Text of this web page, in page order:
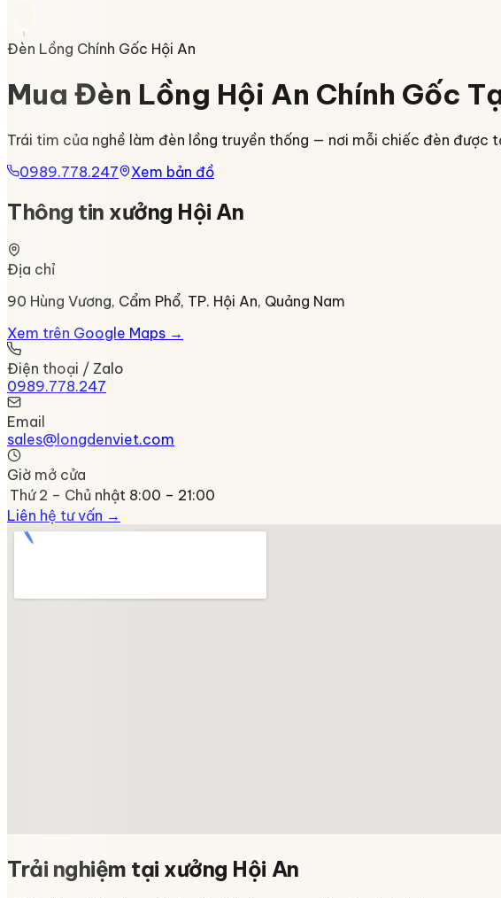
Đèn Lồng Chính Gốc Hội An
Mua Đèn Lồng Hội An Chính Gốc
Trái tim của nghề làm đèn lồng truyền thống — nơi mỗi chiếc đèn được
0989.778.247
Xem bản đồ
Thông tin xưởng Hội An
Địa chỉ
90 Hùng Vương, Cẩm Phổ, TP. Hội An, Quảng Nam
Xem trên Google Maps →
Điện thoại / Zalo
0989.778.247
Email
sales@longdenviet.com
Giờ mở cửa
Thứ 2 – Chủ nhật 8:00 – 21:00
Liên hệ tư vấn →
Trải nghiệm tại xưởng Hội An